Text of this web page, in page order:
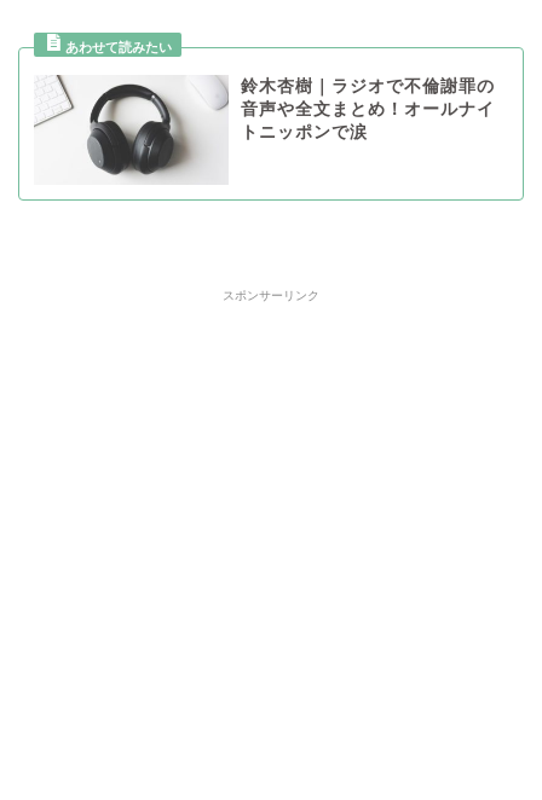
鈴木杏樹｜ラジオで不倫謝罪の
音声や全文まとめ！オールナイ
トニッポンで涙
スポンサーリンク